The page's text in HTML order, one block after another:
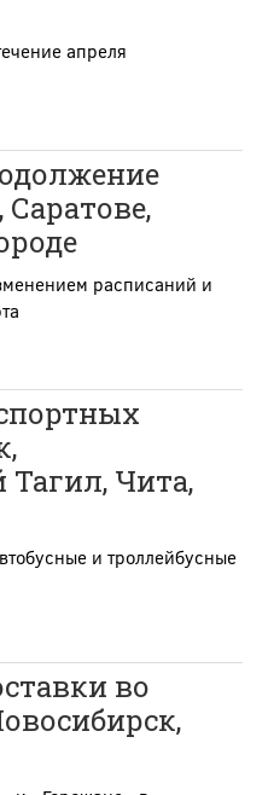
апреля
расписаний и
Чита,
и троллейбусные
во